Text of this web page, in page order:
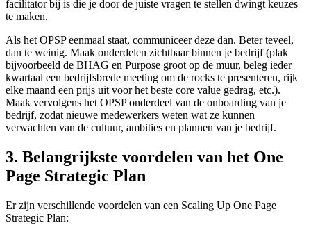
facilitator bij is die je door de juiste vragen te stellen dwingt keuzes
te maken.
Als het OPSP eenmaal staat, communiceer deze dan. Beter teveel,
dan te weinig. Maak onderdelen zichtbaar binnen je bedrijf (plak
bijvoorbeeld de BHAG en Purpose groot op de muur, beleg ieder
kwartaal een bedrijfsbrede meeting om de rocks te presenteren, rijk
elke maand een prijs uit voor het beste core value gedrag, etc.).
Maak vervolgens het OPSP onderdeel van de onboarding van je
bedrijf, zodat nieuwe medewerkers weten wat ze kunnen
verwachten van de cultuur, ambities en plannen van je bedrijf.
3. Belangrijkste voordelen van het One
Page Strategic Plan
Er zijn verschillende voordelen van een Scaling Up One Page
Strategic Plan: